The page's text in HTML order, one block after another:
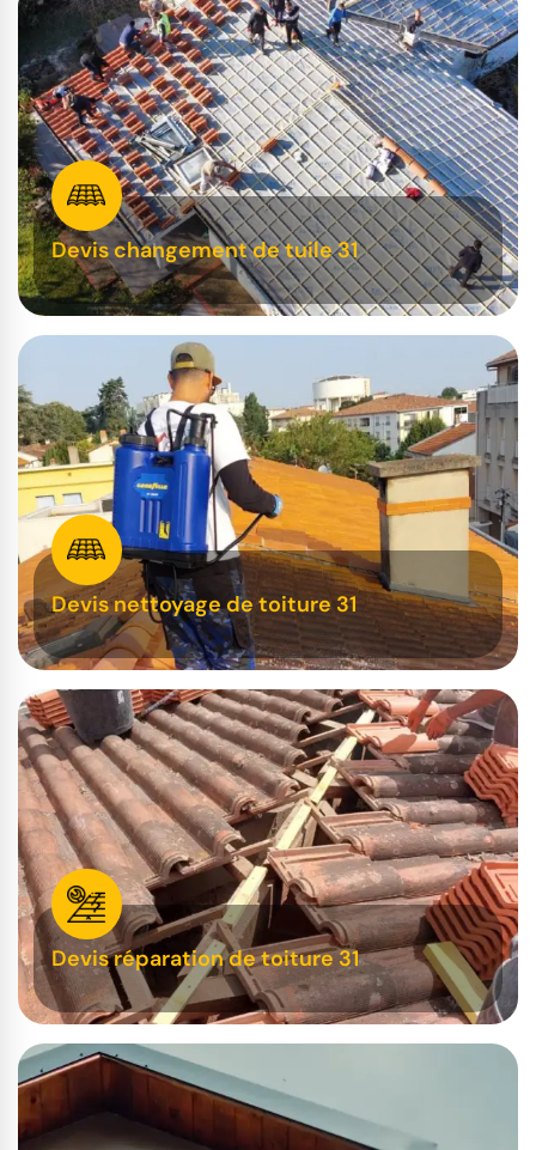
Devis changement de tuile 31
Devis nettoyage de toiture 31
Devis réparation de toiture 31